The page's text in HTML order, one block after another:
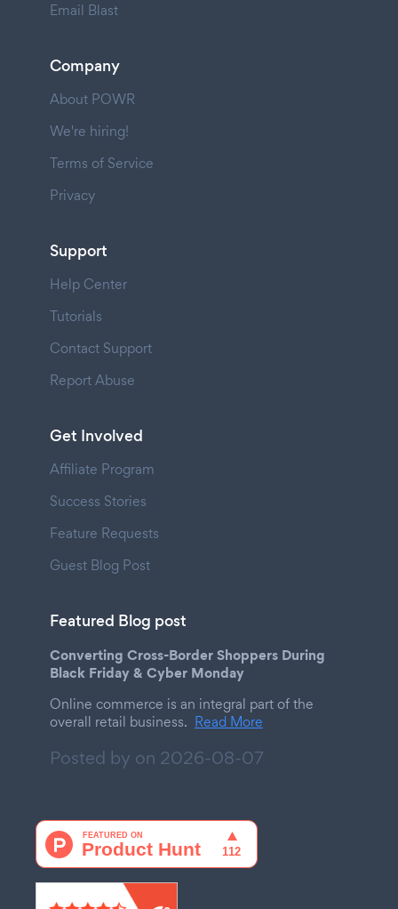
Email Blast
Company
About POWR
We're hiring!
Terms of Service
Privacy
Support
Help Center
Tutorials
Contact Support
Report Abuse
Get Involved
Affiliate Program
Success Stories
Feature Requests
Guest Blog Post
Featured Blog post
Converting Cross-Border Shoppers During
Black Friday & Cyber Monday
Online commerce is an integral part of the
overall retail business. Read More
Posted by on 2026-08-07